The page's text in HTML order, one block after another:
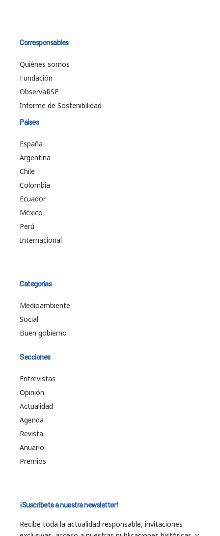
Corresponsables
Quiénes somos
Fundación
ObservaRSE
Informe de Sostenibilidad
Países
España
Argentina
Chile
Colombia
Ecuador
México
Perú
Internacional
Categorías
Medioambiente
Social
Buen gobierno
Secciones
Entrevistas
Opinión
Actualidad
Agenda
Revista
Anuario
Premios
¡Suscríbete a nuestra newsletter!
Recibe toda la actualidad responsable, invitaciones